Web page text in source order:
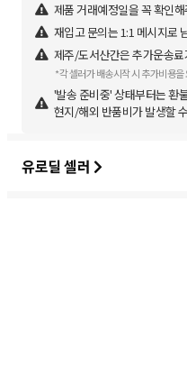
제품 거래예정일을 꼭 확인
재입고 문의는 1:1 메시지로
제주/도서산간은 추가운송료
*각 셀러가 배송시작 시 추가비용을
'발송 준비중' 상태부터는 환
현지/해외 반품비가 발생할
유로딜 셀러